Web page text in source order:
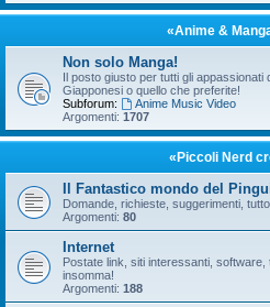
«Anime &
Non solo Manga!
Il posto giusto per tutti gli appassionati
Giapponesi o quello che preferite!
Subforum:
Anime Music Video
Argomenti: 1707
«Piccoli Nerd
Il Fantastico mondo del
Domande, richieste, suggerimenti,
Argomenti: 80
Internet
Postate link, siti interessanti,
insomma!
Argomenti: 188